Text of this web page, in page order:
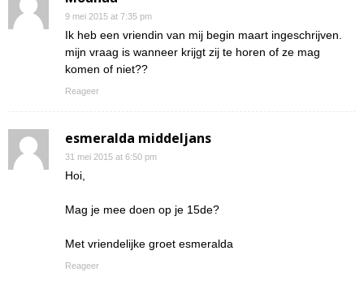
9 mei 2015 at 7:35 pm
Ik heb een vriendin van mij begin maart ingeschrijven.
mijn vraag is wanneer krijgt zij te horen of ze mag
komen of niet??
Reageer
esmeralda middeljans
31 mei 2015 at 6:50 pm
Hoi,
Mag je mee doen op je 15de?
Met vriendelijke groet esmeralda
Reageer